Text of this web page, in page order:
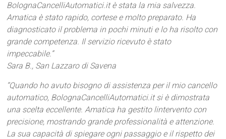
BolognaCancelliAutomatici.it è stata la mia salvezza.
Amatica è stato rapido, cortese e molto preparato. Ha
diagnosticato il problema in pochi minuti e lo ha risolto con
grande competenza. Il servizio ricevuto è stato
impeccabile.”
Sara B., San Lazzaro di Savena
“Quando ho avuto bisogno di assistenza per il mio cancello
automatico, BolognaCancelliAutomatici.it si è dimostrata
una scelta eccellente. Amatica ha gestito lintervento con
precisione, mostrando grande professionalità e attenzione.
La sua capacità di spiegare ogni passaggio e il rispetto dei